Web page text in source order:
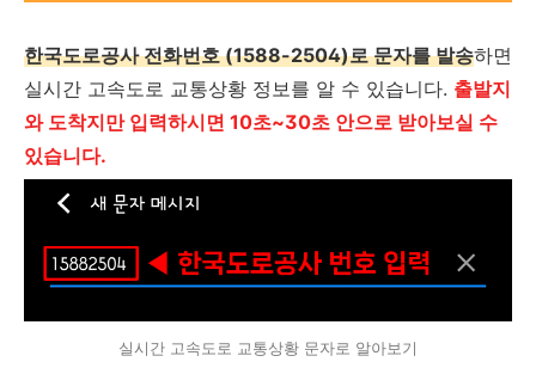
한국도로공사 전화번호 (1588-2504)로 문자를 발송하면
실시간 고속도로 교통상황 정보를 알 수 있습니다. 출발지
와 도착지만 입력하시면 10초~30초 안으로 받아보실 수
있습니다.
실시간 고속도로 교통상황 문자로 알아보기